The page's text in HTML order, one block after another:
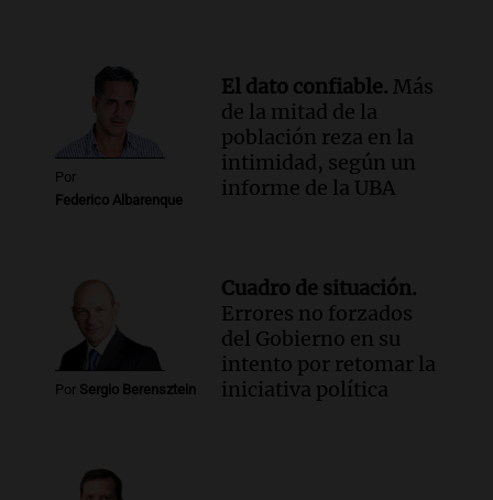
Por
Federico Albarenque
El dato confiable. Más
de la mitad de la
población reza en la
intimidad, según un
informe de la UBA
Por Sergio Berensztein
Cuadro de situación.
Errores no forzados
del Gobierno en su
intento por retomar la
iniciativa política